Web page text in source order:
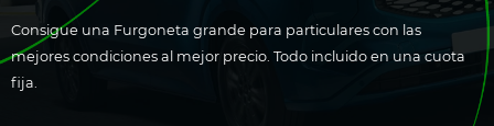
Consigue una Furgoneta grande para particulares con las
mejores condiciones al mejor precio. Todo incluido en una cuota
fija.